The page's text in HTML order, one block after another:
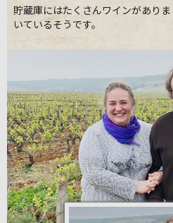
貯蔵庫にはたくさんワインがあり
いているそうです。